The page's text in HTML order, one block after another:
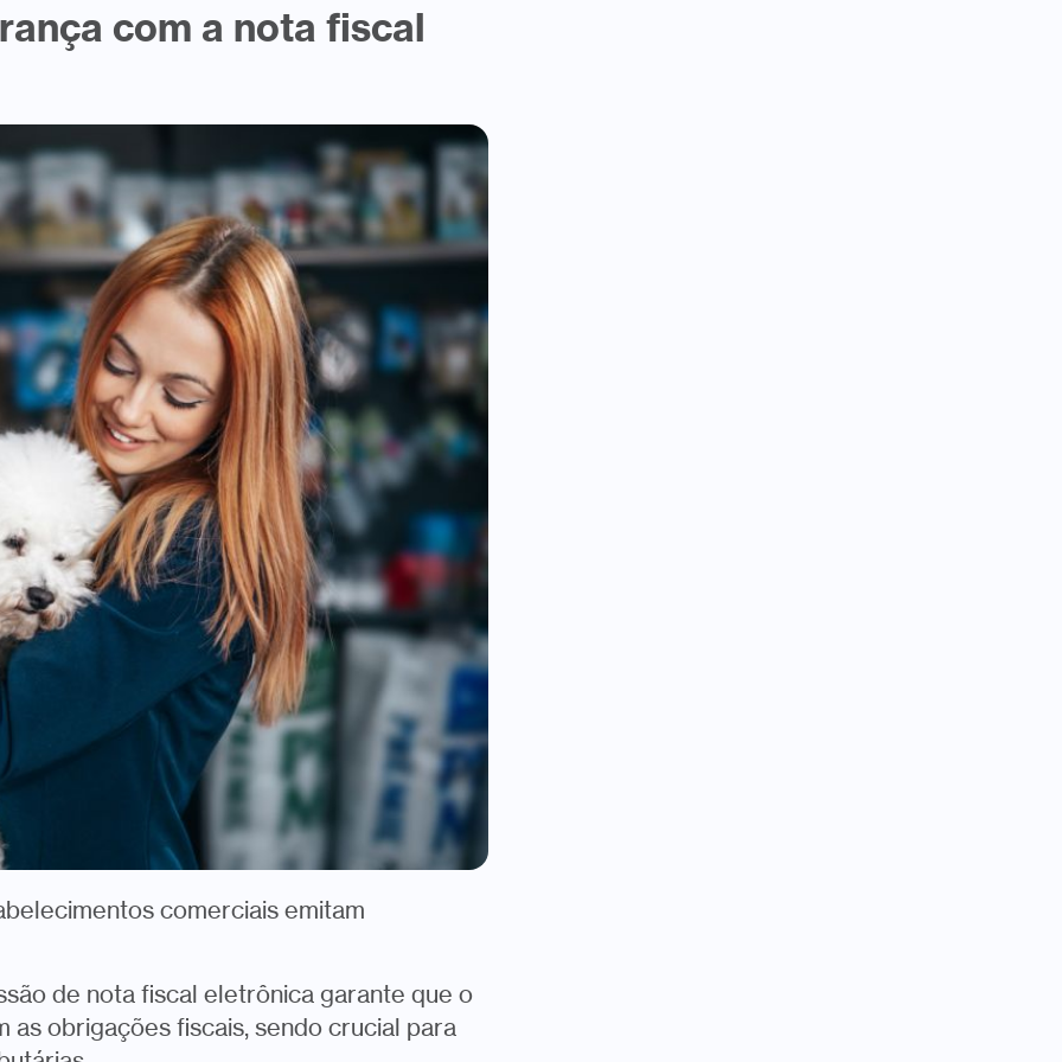
com a nota fiscal
comerciais emitam
de nota fiscal eletrônica garante que o
obrigações fiscais, sendo crucial para